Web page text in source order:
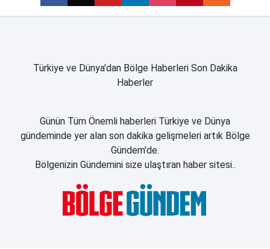
Türkiye ve Dünya'dan Bölge Haberleri Son Dakika
Haberler
Günün Tüm Önemli haberleri Türkiye ve Dünya
gündeminde yer alan son dakika gelişmeleri artık Bölge
Gündem'de.
Bölgenizin Gündemini size ulaştıran haber sitesi..